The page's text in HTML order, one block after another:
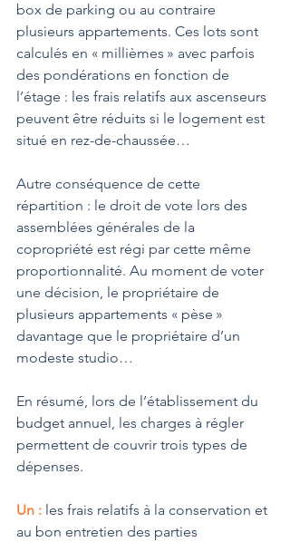
box de parking ou au contraire
plusieurs appartements. Ces lots sont
calculés en « millièmes » avec parfois
des pondérations en fonction de
l’étage : les frais relatifs aux ascenseurs
peuvent être réduits si le logement est
situé en rez-de-chaussée…
Autre conséquence de cette
répartition : le droit de vote lors des
assemblées générales de la
copropriété est régi par cette même
proportionnalité. Au moment de voter
une décision, le propriétaire de
plusieurs appartements « pèse »
davantage que le propriétaire d’un
modeste studio…
En résumé, lors de l’établissement du
budget annuel, les charges à régler
permettent de couvrir trois types de
dépenses.
Un : les frais relatifs à la conservation et
au bon entretien des parties